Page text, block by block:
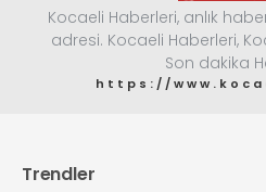
Kocaeli Haberleri, anlık
adresi. Kocaeli Haberleri,
Son dakika
https://
Trendler